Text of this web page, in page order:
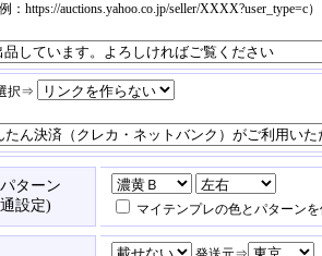
auctions.yahoo.co.jp/seller/XXXX?user_type=c）
択⇒
ターン
設定)
マイテンプレの色とパターン